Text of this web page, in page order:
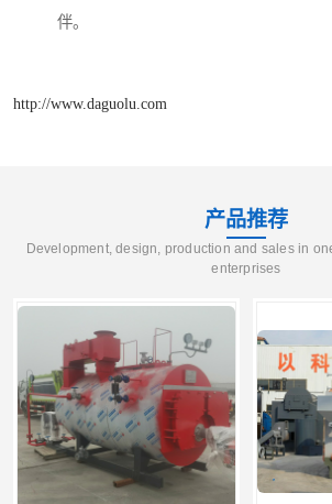
伴。
http://www.daguolu.com
产品推荐
Development, design, production and sales in
enterprises